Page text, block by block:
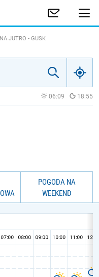
JUTRO - GUSK
06:09 18:55
POGODA NA
WEEKEND